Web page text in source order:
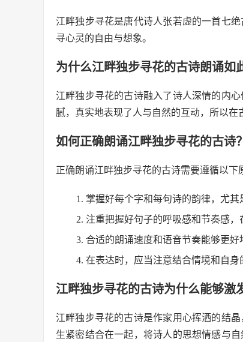
江畔独步寻花是唐代诗人张若虚的一首七
寻心灵的自由与想象。
为什么江畔独步寻花的古诗朗诵如
江畔独步寻花的古诗融入了诗人深情的内
腻，真实地表现了人与自然的互动，所以在
如何正确朗诵江畔独步寻花的古诗？
正确朗诵江畔独步寻花的古诗需要遵循以下
掌握好每个字和每句诗的韵律，尤
注重把握好句子的呼吸感和节奏感，
合适的朗诵速度和语音节奏能够更好
在表达时，应当注意结合情境和自身
江畔独步寻花的古诗为什么能够激
江畔独步寻花的古诗是作家用心挥洒的结
生紧密结合在一起，将诗人的思想情感与